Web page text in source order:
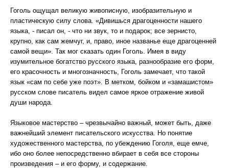
Гоголь ощущал великую живописную, изобразительную и
пластическую силу слова. «Дивишься драгоценности нашего
языка, - писал он, - что ни звук, то и подарок; все зернисто,
крупно, как сам жемчуг, и, право, иное названье еще драгоценней
самой вещи». Так мог сказать один Гоголь. Имея в виду
изумительное богатство русского языка, разнообразие его форм,
его красочность и многозначность, Гоголь замечает, что такой
язык «сам по себе уже поэт». В метком, бойком и «замашистом»
русском слове писатель видел самое яркое отражение живой
души народа.
Языковое мастерство – чрезвычайно важный, может быть, даже
важнейший элемент писательского искусства. Но понятие
художественного мастерства, по убеждению Гоголя, еще емче,
ибо оно более непосредственно вбирает в себя все стороны
произведения – и его форму, и содержание.